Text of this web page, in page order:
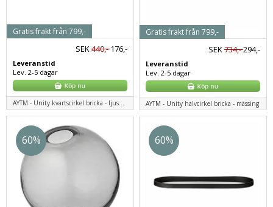
SEK440,-176,-
Leveranstid
Lev. 2-5 dagar
Gratis frakt från 799,-
AYTM - Unity kvartscirkel bricka - ljusgrå
SEK734,-294,-
Leveranstid
Lev. 2-5 dagar
Gratis frakt från 799,-
AYTM - Unity halvcirkel bricka - mässing
60% 60%